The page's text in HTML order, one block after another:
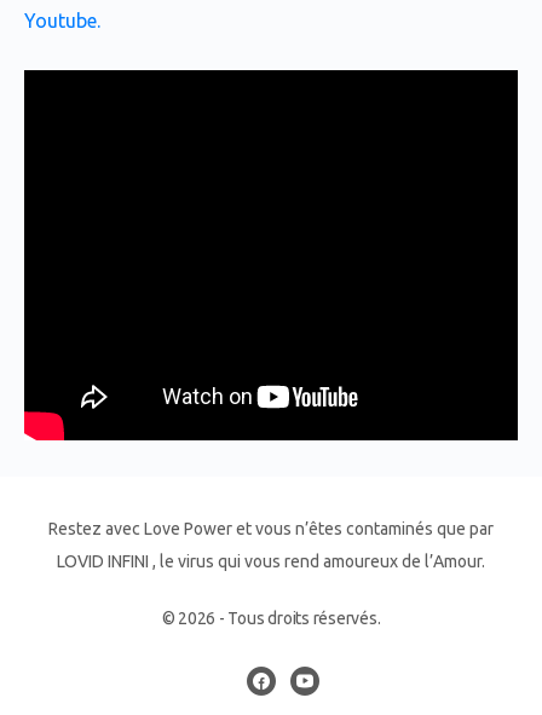
Youtube.
Restez avec Love Power et vous n’êtes contaminés que par
LOVID INFINI , le virus qui vous rend amoureux de l’Amour.
© 2026 - Tous droits réservés.